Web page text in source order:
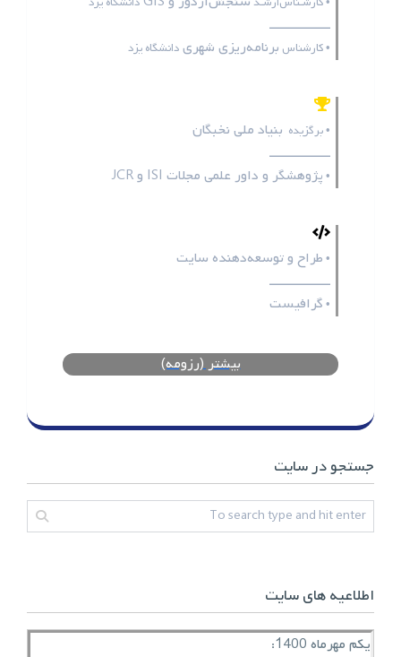
ـــــــــــــــــ
• کارشناس برنامه‌ریزی شهری دانشگاه یزد
• برگزیده بنیاد ملی نخبگان
ـــــــــــــــــ
• پژوهشگر و داور علمی مجلات ISI وJCR
• طراح و توسعه‌دهنده سایت
ـــــــــــــــــ
• گرافیست
بیشتر (رزومه)
جستجو در سایت
اطلاعیه های سایت
یکم مهرماه 1400: